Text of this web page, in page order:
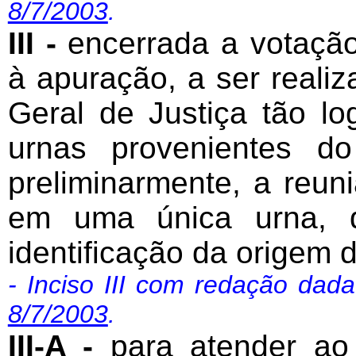
8/7/2003.
III - encerrada a
à apuração, a ser
Geral de Justiça tão
urnas provenientes
preliminarmente, a
em uma única urna,
identificação da origem
- Inciso III com redação
8/7/2003.
III-A - para atender